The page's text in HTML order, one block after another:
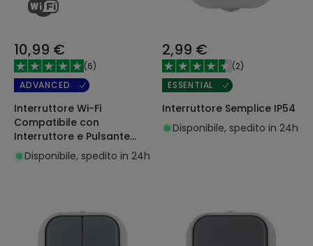
10,99 €
(6)
ADVANCED
Interruttore Wi-Fi
Compatibile con
Interruttore e Pulsante
Convenzionale
Disponibile, spedito in 24h
2,99 €
(2)
ESSENTIAL
Interruttore Semplice IP54
Disponibile, spedito in 24h